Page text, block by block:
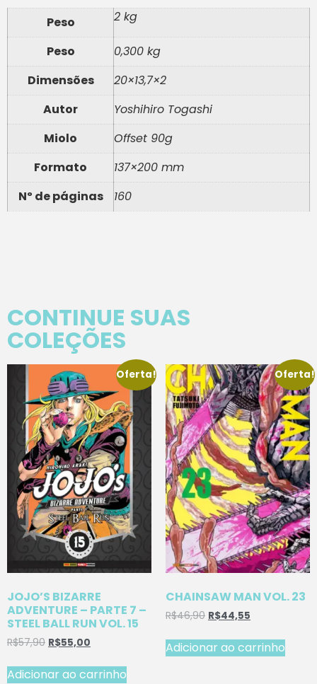
Peso 2 kg
Peso
0,300 kg
Dimensões
20×13,7×2
Autor
Yoshihiro Togashi
Miolo
Offset 90g
Formato
137×200 mm
Nº de páginas
160
CONTINUE SUAS
COLEÇÕES
Oferta!
JOJO’S BIZARRE
ADVENTURE – PARTE 7 –
STEEL BALL RUN VOL. 15
R$57,90 R$55,00
Adicionar ao carrinho
Oferta!
CHAINSAW MAN VOL. 23
R$46,90 R$44,55
Adicionar ao carrinho